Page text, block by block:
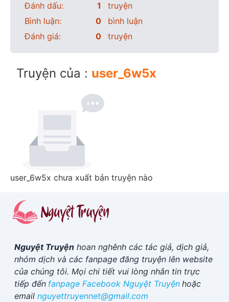
Đánh dấu:
1
truyện
Bình luận:
0
bình luận
Đánh giá:
0 truyện
Truyện của : user_6w5x
user_6w5x chưa xuất bản truyện nào
Nguyệt Truyện hoan nghênh các tác giả, dịch giả,
nhóm dịch và các fanpage đăng truyện lên website
của chúng tôi. Mọi chi tiết vui lòng nhắn tin trực
tiếp đến fanpage Facebook Nguyệt Truyện hoặc
email nguyettruyennet@gmail.com